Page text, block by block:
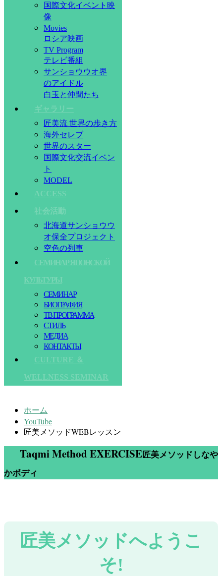
国際文化イベント映
像
Movies
ロシア映画
TV Program
テレビ番組
サンショウウオ界
のアイドル
白玉と仲間たち
ギャラリー
匠美流 世界の歩き方
海外セレブ
世界のスター
国際文化交流イベン
ト
MODEL
ACCESS
社会活動
北海道サンショウウ
オ保全プロジェクト
空色の列車
СЕМИНАР ЯПОНСКОЙ
КУЛЬТУРЫ
СЕМИНАР
БИОГРАФИЯ
ТВ ПРОГРАММА
СТИЛЬ
МЕДИА
КОНТАКТЫ
CULTURE ＆
WELLNESS SEMINAR
ホーム
YouTube
匠美メソッドWEBレッスン
Taqmi Method EXERCISE匠美メソッドしなや
かボディ
匠美メソッドへようこ
そ!